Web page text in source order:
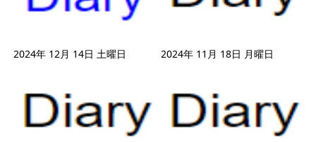
2024年 12月 14日 土曜日 2024年 11月 18日 月曜日